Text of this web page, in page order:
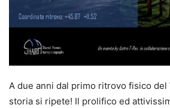
A due anni dal primo ritrovo fisico del
storia si ripete! Il prolifico ed